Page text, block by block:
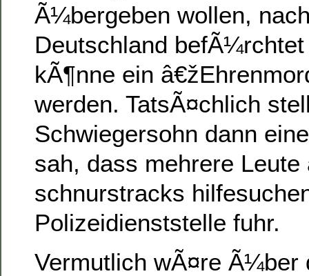
Ã¼bergeben wollen,
Deutschland
kÃ¶nne ein
werden. TatsÃ¤chlich
Schwiegersohn dann
sah, dass mehrere
schnurstracks
Polizeidienststelle fuhr.
Vermutlich wÃ¤re Ã¼ber